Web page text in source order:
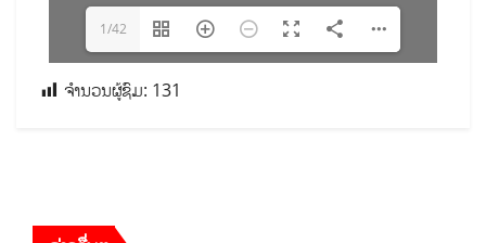
1/42
ຈຳນວນຜູ້ຊົມ: 131